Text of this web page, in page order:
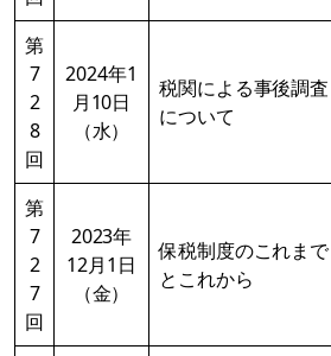
第
7
2
8
回
2024年1
月10日
（水）
税関による事後調査
について
第
7
2
7
回
2023年
12月1日
（金）
保税制度のこれまで
とこれから